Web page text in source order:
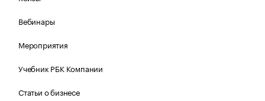
Вебинары
Мероприятия
Учебник РБК Компании
Статьи о бизнесе